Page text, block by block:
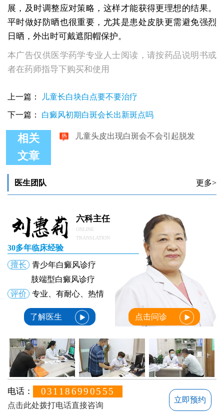
展，及时调整应对策略，这样才能获得更理想的结果。
平时做好防晒也很重要，尤其是患处皮肤更需避免强烈
日晒，外出时可戴遮阳帽保护。
本广告仅供医学药学专业人士阅读，请按药品说明书或
者在药师指导下购买和使用
上一篇： 儿童长白块白点要不要治疗
下一篇： 白癜风初期白斑会长出新斑点吗
相关
文章
儿童头皮出现灰发是白癜风的预兆吗?
医生团队 更多>
六科主任
ONLINE
TRANSLATION
30多年临床经验
擅长
青少年白癜风诊疗
肢端型白癜风诊疗
评价
专业、有耐心、热情
了解医生 点击问诊
电话： 031186990555
点击此处拨打电话直接咨询
立即预约